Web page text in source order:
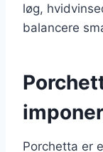
løg,
balancere
Porchetta er